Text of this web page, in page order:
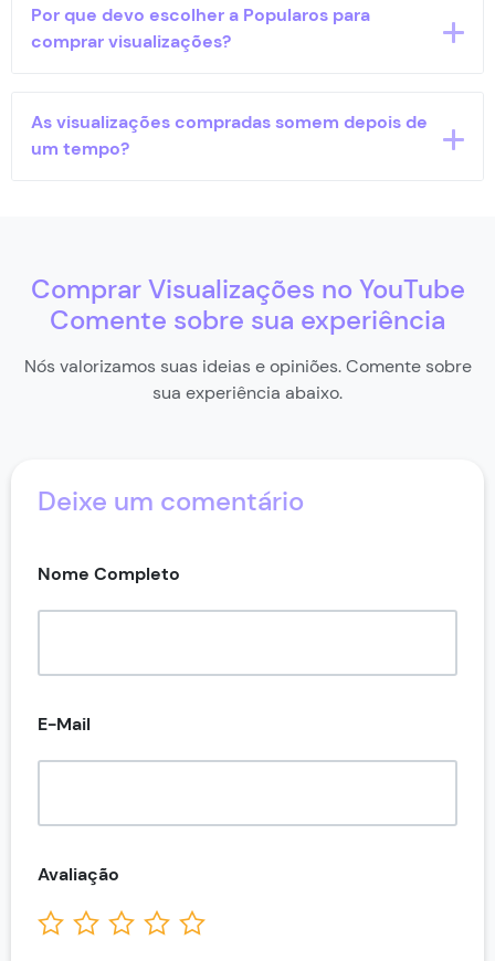
Não. O serviço é discreto e feito para garantir total
privacidade. Nenhuma informação sobre sua
Por que devo escolher a Popularos para
comprar visualizações?
A Popularos oferece entrega rápida, suporte 24/7,
pagamento seguro com Pix, e não solicita sua senha.
As visualizações compradas somem depois de
um tempo?
garante a reposição completa dentro de seis meses
após a compra.
Comprar Visualizações no YouTube
Comente sobre sua experiência
Nós valorizamos suas ideias e opiniões. Comente sobre
sua experiência abaixo.
Deixe um comentário
Nome Completo
E-Mail
Avaliação